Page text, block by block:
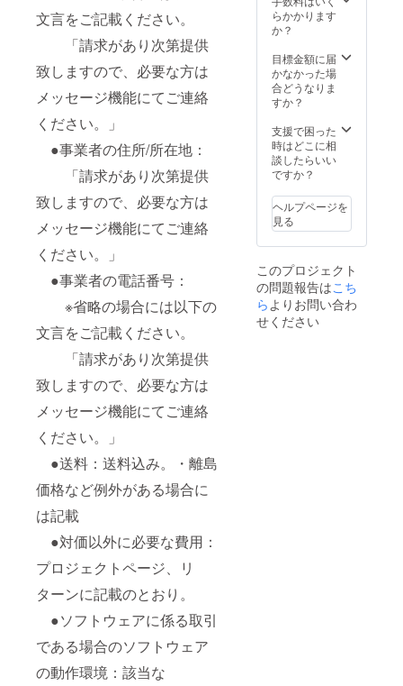
文言をご記載ください。
「請求があり次第提供
致しますので、必要な方は
メッセージ機能にてご連絡
ください。」
●事業者の住所/所在地：
「請求があり次第提供
致しますので、必要な方は
メッセージ機能にてご連絡
ください。」
●事業者の電話番号：
※省略の場合には以下の
文言をご記載ください。
「請求があり次第提供
致しますので、必要な方は
メッセージ機能にてご連絡
ください。」
●送料：送料込み。・離島
価格など例外がある場合に
は記載
●対価以外に必要な費用：
プロジェクトページ、リ
ターンに記載のとおり。
●ソフトウェアに係る取引
である場合のソフトウェア
の動作環境：該当な
らかかります
か？
目標金額に届
かなかった場
合どうなりま
すか？
支援で困った
時はどこに相
談したらいい
ですか？
ヘルプページを
見る
このプロジェクト
の問題報告はこち
らよりお問い合わ
せください